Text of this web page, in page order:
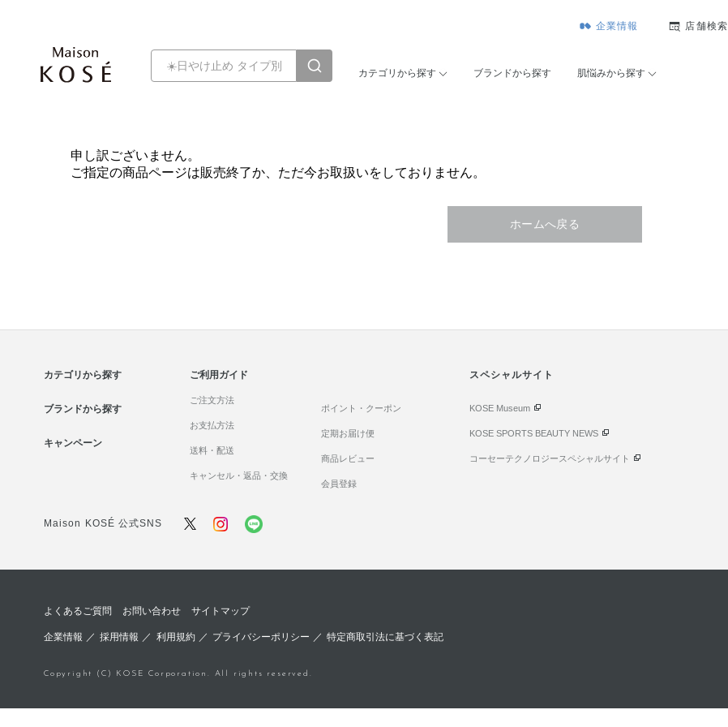
企業情報 店舗検索
カテゴリから探す ブランドから探す 肌悩みから探す
申し訳ございません。
ご指定の商品ページは販売終了か、ただ今お取扱いをしておりません。
ホームへ戻る
カテゴリから探す
ブランドから探す
キャンペーン
ご利用ガイド
ご注文方法
お支払方法
送料・配送
キャンセル・返品・交換
ポイント・クーポン
定期お届け便
商品レビュー
会員登録
スペシャルサイト
KOSE Museum
KOSE SPORTS BEAUTY NEWS
コーセーテクノロジースペシャルサイト
Maison KOSÉ 公式SNS
よくあるご質問 お問い合わせ サイトマップ
企業情報 ／採用情報 ／ 利用規約／ プライバシーポリシー ／ 特定商取引法に基づく表記
Copyright (C) KOSE Corporation. All rights reserved.